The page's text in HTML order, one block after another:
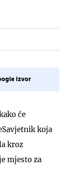
izvor
će
koja
kroz
mjesto za